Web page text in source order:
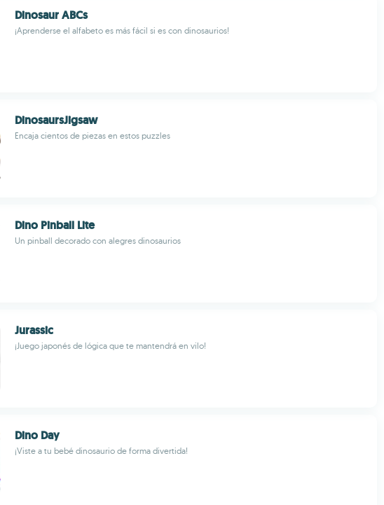
Dinosaur ABCs
¡Aprenderse el alfabeto es más fácil si es con dinosaurios!
DinosaursJigsaw
Encaja cientos de piezas en estos puzzles
Dino Pinball Lite
Un pinball decorado con alegres dinosaurios
Jurassic
¡Juego japonés de lógica que te mantendrá en vilo!
Dino Day
¡Viste a tu bebé dinosaurio de forma divertida!